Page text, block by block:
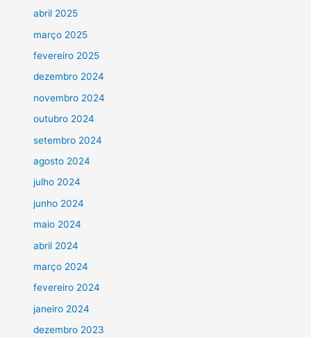
abril 2025
março 2025
fevereiro 2025
dezembro 2024
novembro 2024
outubro 2024
setembro 2024
agosto 2024
julho 2024
junho 2024
maio 2024
abril 2024
março 2024
fevereiro 2024
janeiro 2024
dezembro 2023